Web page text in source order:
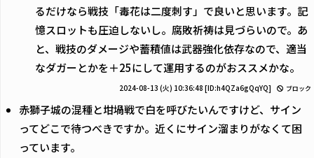
るだけなら戦技「毒花は二度刺す」で良いと思います。記
憶スロットも圧迫しないし。腐敗祈祷は見づらいので。あ
と、戦技のダメージや蓄積値は武器強化依存なので、適当
なダガーとかを＋25にして運用するのがおススメかな。
2024-08-13 (火) 10:36:48 [ID:h4QZa6gQqYQ] ブロック
赤獅子城の混種と坩堝戦で白を呼びたいんですけど、サイン
ってどこで待つべきですか。近くにサイン溜まりがなくて困
っています。